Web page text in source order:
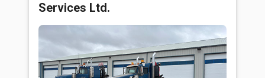
Services Ltd.